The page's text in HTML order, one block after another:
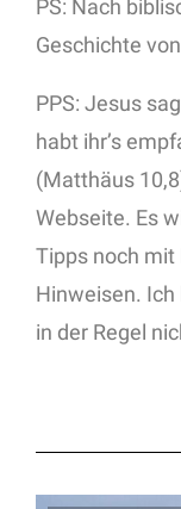
PS: Nach
Geschichte
PPS: Jesus
habt ihr’s
(Matthäus
Webseite. Es
Tipps noch
Hinweisen.
in der Regel